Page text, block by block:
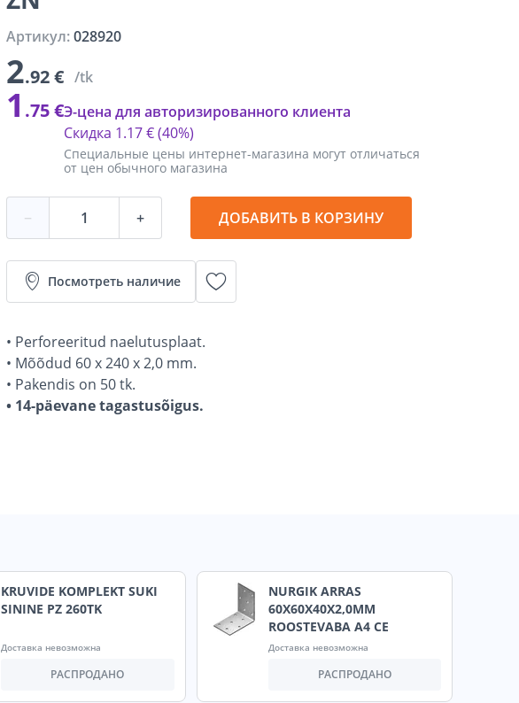
Артикул:028920
2.92 € /tk
1 .75 €
Специальные цены интернет-магазина могут отличаться
от цен обычного магазина
Скидка 1.17 €(40%)
Э-цена для авторизированного клиента
− + ДОБАВИТЬ В КОРЗИНУ
Посмотреть наличие
• Perforeeritud naelutusplaat.
• Mõõdud 60 x 240 x 2,0 mm.
• Pakendis on 50 tk.
• 14-päevane tagastusõigus.
KRUVIDE KOMPLEKT SUKI
SININE PZ 260TK
Доставка невозможна
РАСПРОДАНО
NURGIK ARRAS
60X60X40X2,0MM
ROOSTEVABA A4 CE
Доставка невозможна
РАСПРОДАНО